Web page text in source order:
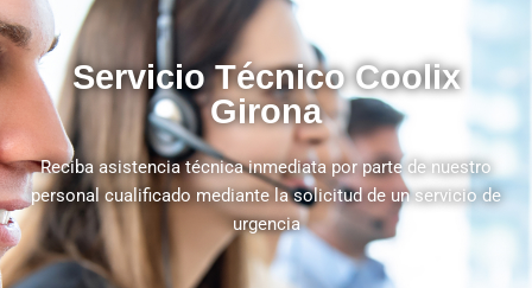
Servicio Técnico Coolix
Girona
Reciba asistencia técnica inmediata por parte de nuestro
personal cualificado mediante la solicitud de un servicio de
urgencia